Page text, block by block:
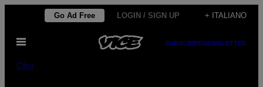
contenuto
Go Ad Free LOGIN / SIGN UP + ITALIANO
Apri
SUBSCRIBENEWSLETTER
Cibo